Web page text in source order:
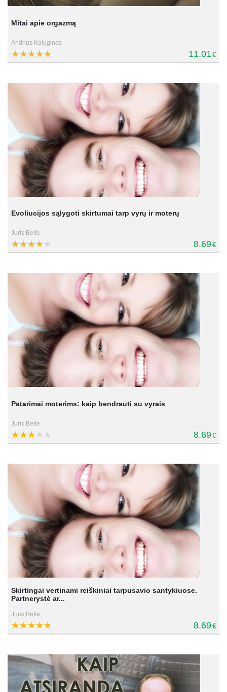
Mitai apie orgazmą
Andrius Kaluginas
11.01 €
Evoliucijos sąlygoti skirtumai tarp vyrų ir moterų
Juris Belte
8.69€
Patarimai moterims: kaip bendrauti su vyrais
Juris Belte
8.69€
Skirtingai vertinami reiškiniai tarpusavio santykiuose.
Partnerystė ar...
Juris Belte
8.69€